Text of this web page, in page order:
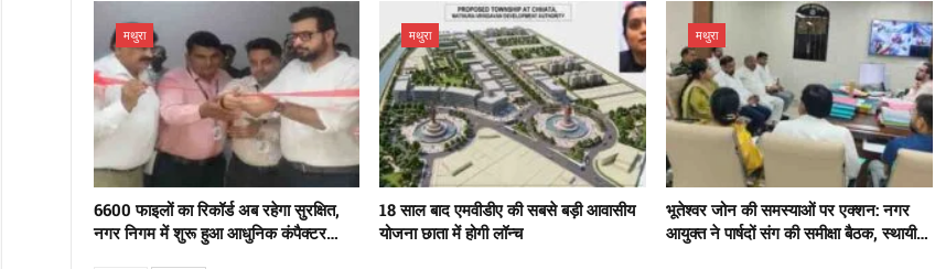
मथुरा
6600 फाइलों का रिकॉर्ड अब रहेगा सुरक्षित,
नगर निगम में शुरू हुआ आधुनिक कंपैक्टर…
मथुरा
18 साल बाद एमवीडीए की सबसे बड़ी आवासीय
योजना छाता में होगी लॉन्च
मथुरा
भूतेश्वर जोन की समस्याओं पर एक्शन: नगर
आयुक्त ने पार्षदों संग की समीक्षा बैठक, स्थायी…